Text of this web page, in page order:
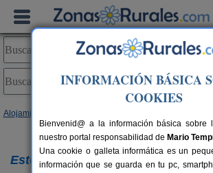
Alojamientos
Lo sentimos,
Este alojamiento ya no figura en
INFORMACIÓN BÁSICA
COOKIES
Bienvenid@ a la información básica sobre
nuestro portal responsabilidad de Mario
Una cookie o galleta informática es un
información que se guarda en tu pc,